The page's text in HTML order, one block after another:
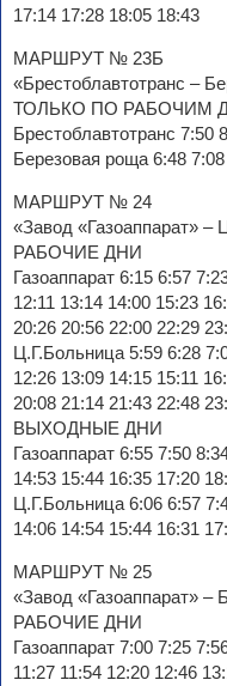
17:14 17:28 18:05 18:43
МАРШРУТ № 23Б
«Брестоблавтотранс –
ТОЛЬКО ПО РАБОЧИМ
Брестоблавтотранс 7:50
Березовая роща 6:48
МАРШРУТ № 24
«Завод «Газоаппарат» –
РАБОЧИЕ ДНИ
Газоаппарат 6:15 6:57
12:11 13:14 14:00 15:23
20:26 20:56 22:00 22:29
Ц.Г.Больница 5:59 6:28
12:26 13:09 14:15 15:11
20:08 21:14 21:43 22:48
ВЫХОДНЫЕ ДНИ
Газоаппарат 6:55 7:50
14:53 15:44 16:35 17:20
Ц.Г.Больница 6:06 6:57
14:06 14:54 15:44 16:31
МАРШРУТ № 25
«Завод «Газоаппарат» –
РАБОЧИЕ ДНИ
Газоаппарат 7:00 7:25
11:27 11:54 12:20 12:46